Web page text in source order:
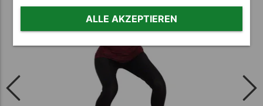
ALLE AKZEPTIEREN